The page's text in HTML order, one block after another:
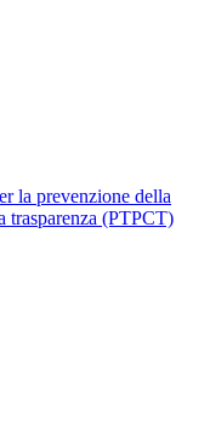
la prevenzione della
trasparenza (PTPCT)